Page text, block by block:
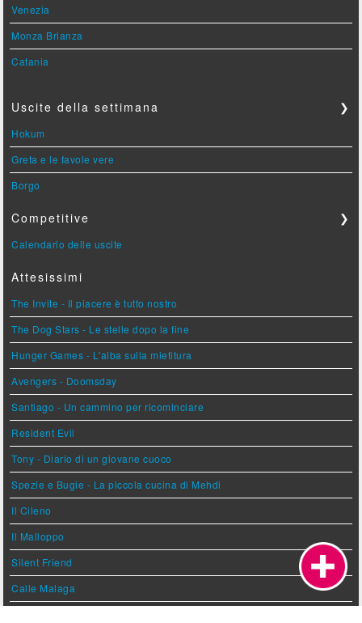
Venezia
Monza Brianza
Catania
Uscite della settimana ❯
Hokum
Greta e le favole vere
Borgo
Competitive ❯
Calendario delle uscite
Attesissimi
The Invite - Il piacere è tutto nostro
The Dog Stars - Le stelle dopo la fine
Hunger Games - L'alba sulla mietitura
Avengers - Doomsday
Santiago - Un cammino per ricominciare
Resident Evil
Tony - Diario di un giovane cuoco
Spezie e Bugie - La piccola cucina di Mehdi
Il Cileno
Il Malloppo
Silent Friend
Calle Malaga